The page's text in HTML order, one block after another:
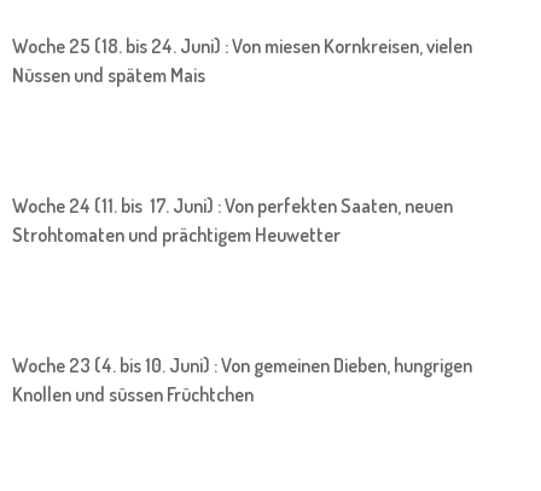
Woche 25 (18. bis 24. Juni) : Von miesen Kornkreisen, vielen
Nüssen und spätem Mais
Woche 24 (11. bis 17. Juni) : Von perfekten Saaten, neuen
Strohtomaten und prächtigem Heuwetter
Woche 23 (4. bis 10. Juni) : Von gemeinen Dieben, hungrigen
Knollen und süssen Früchtchen